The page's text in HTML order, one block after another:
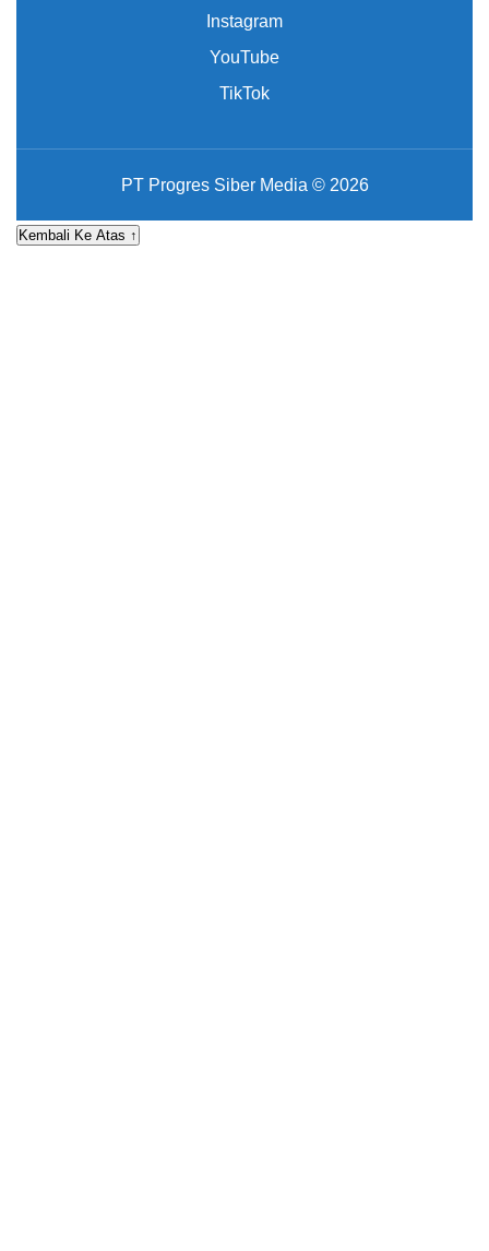
Instagram
YouTube
TikTok
PT Progres Siber Media © 2026
Kembali Ke Atas ↑